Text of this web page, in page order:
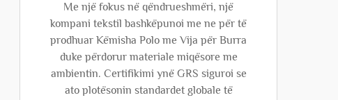
Me një fokus në qëndrueshmëri, një
kompani tekstil bashkëpunoi me ne për të
prodhuar Këmisha Polo me Vija për Burra
duke përdorur materiale miqësore me
ambientin. Certifikimi ynë GRS siguroi se
ato plotësonin standardet globale të